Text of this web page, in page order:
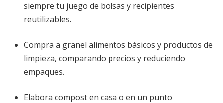
siempre tu juego de bolsas y recipientes
reutilizables.
Compra a granel alimentos básicos y productos de
limpieza, comparando precios y reduciendo
empaques.
Elabora compost en casa o en un punto